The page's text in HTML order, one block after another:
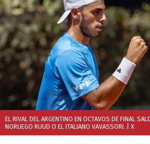
EL RIVAL DEL ARGENTINO EN OCTAVOS DE FINAL
NORUEGO RUUD O EL ITALIANO VAVASSORI. | X